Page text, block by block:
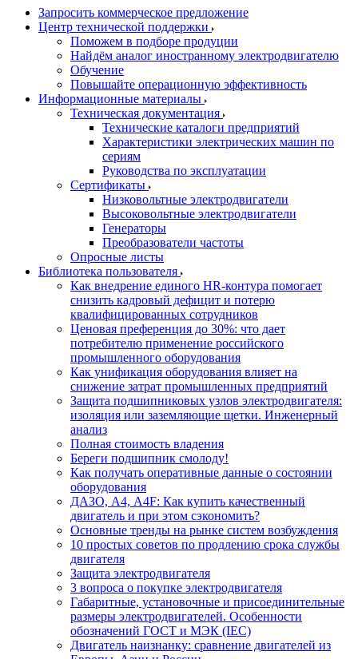
Запросить коммерческое предложение
Центр технической поддержки
Поможем в подборе продуции
Найдём аналог иностранному электродвигателю
Обучение
Повышайте операционную эффективность
Информационные материалы
Техническая документация
Технические каталоги предприятий
Характеристики электрических машин по
сериям
Руководства по эксплуатации
Сертификаты
Низковольтные электродвигатели
Высоковольтные электродвигатели
Генераторы
Преобразователи частоты
Опросные листы
Библиотека пользователя
Как внедрение единого HR-контура помогает
снизить кадровый дефицит и потерю
квалифицированных сотрудников
Ценовая преференция до 30%: что дает
потребителю применение российского
промышленного оборудования
Как унификация оборудования влияет на
снижение затрат промышленных предприятий
Защита подшипниковых узлов электродвигателя:
изоляция или заземляющие щетки. Инженерный
анализ
Полная стоимость владения
Береги подшипник смолоду!
Как получать оперативные данные о состоянии
оборудования
ДАЗО, А4, А4F: Как купить качественный
двигатель и при этом сэкономить?
Основные тренды на рынке систем возбуждения
10 простых советов по продлению срока службы
двигателя
Защита электродвигателя
3 вопроса о покупке электродвигателя
Габаритные, установочные и присоединительные
размеры электродвигателей. Особенности
обозначений ГОСТ и МЭК (IEC)
Двигатель наизнанку: сравнение двигателей из